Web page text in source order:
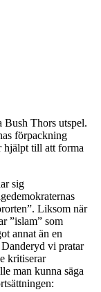
Bush Thors utspel.
förpackning
hjälpt till att forma
sig
Liksom när
”islam” som
annat än en
vi pratar
kritiserar
man kunna säga